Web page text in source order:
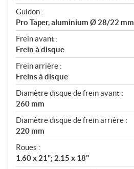
Guidon :
Pro Taper, aluminium Ø 28/22 mm
Frein avant :
Frein à disque
Frein arrière :
Freins à disque
Diamètre disque de frein avant :
260 mm
Diamètre disque de frein arrière :
220 mm
Roues :
1.60 x 21"; 2.15 x 18"